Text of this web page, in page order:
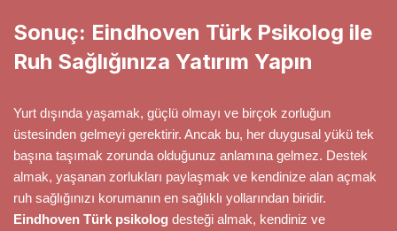
Sonuç: Eindhoven Türk Psikolog ile
Ruh Sağlığınıza Yatırım Yapın
Yurt dışında yaşamak, güçlü olmayı ve birçok zorluğun
üstesinden gelmeyi gerektirir. Ancak bu, her duygusal yükü tek
başına taşımak zorunda olduğunuz anlamına gelmez. Destek
almak, yaşanan zorlukları paylaşmak ve kendinize alan açmak
ruh sağlığınızı korumanın en sağlıklı yollarından biridir.
Eindhoven Türk psikolog desteği almak, kendiniz ve